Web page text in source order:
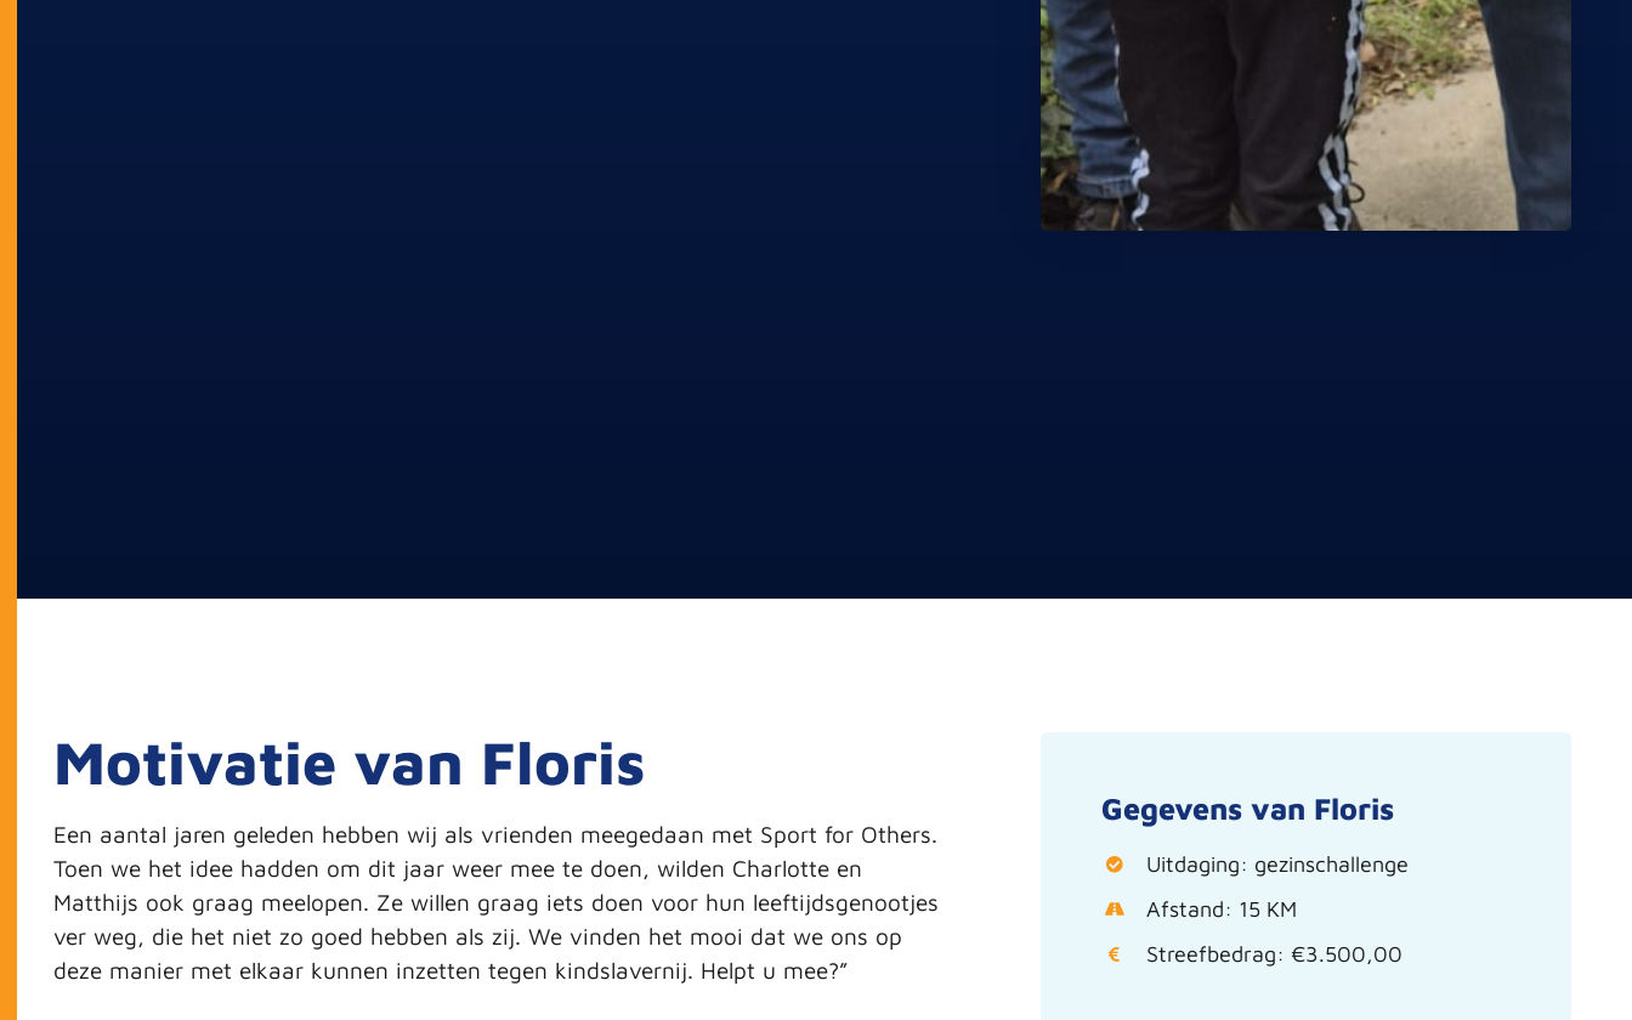
Motivatie van Floris
Een aantal jaren geleden hebben wij als vrienden meegedaan met Sport for Others.
Toen we het idee hadden om dit jaar weer mee te doen, wilden Charlotte en
Matthijs ook graag meelopen. Ze willen graag iets doen voor hun leeftijdsgenootjes
ver weg, die het niet zo goed hebben als zij. We vinden het mooi dat we ons op
deze manier met elkaar kunnen inzetten tegen kindslavernij. Helpt u mee?”
Gegevens van Floris
Uitdaging: gezinschallenge
Afstand: 15 KM
Streefbedrag: €3.500,00